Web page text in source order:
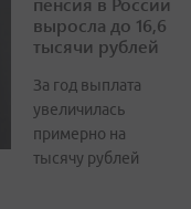
выросла до 16,6
тысячи рублей
За год выплата
увеличилась
примерно на
тысячу рублей